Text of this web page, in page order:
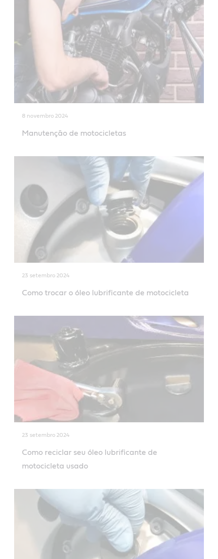
8 novembro 2024
Manutenção de motocicletas
23 setembro 2024
Como trocar o óleo lubrificante de motocicleta
23 setembro 2024
Como reciclar seu óleo lubrificante de
motocicleta usado